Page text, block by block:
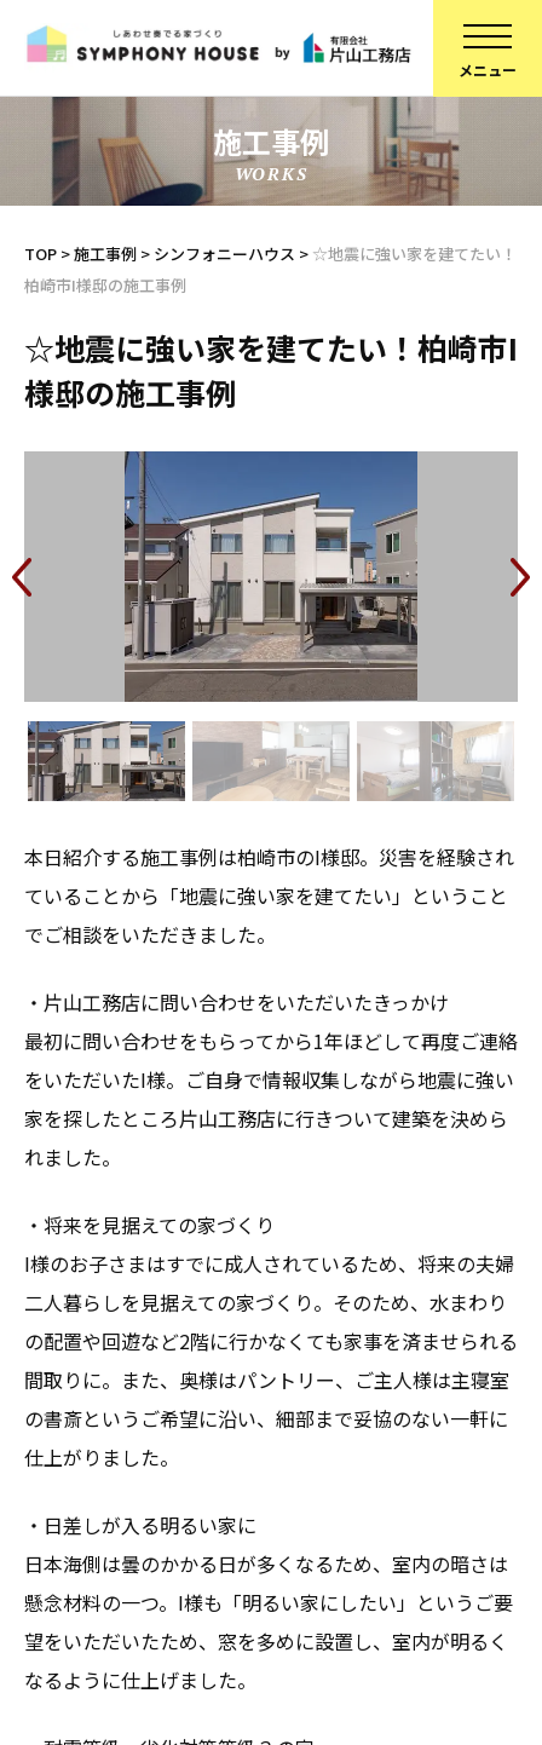
家づくりについて
建物について
ブランドラインアップ
お知らせ
不動産情報
リフォーム
スタッフブログ
スタッフ紹介
コラム
採用情報
施工事例
WORKS
TOP >施工事例 > シンフォニーハウス > ☆地震に強い家を建てたい！
柏崎市I様邸の施工事例
☆地震に強い家を建てたい！柏崎市I
様邸の施工事例
本日紹介する施工事例は柏崎市のI様邸。災害を経験され
ていることから「地震に強い家を建てたい」ということ
でご相談をいただきました。
・片山工務店に問い合わせをいただいたきっかけ
最初に問い合わせをもらってから1年ほどして再度ご連絡
をいただいたI様。ご自身で情報収集しながら地震に強い
家を探したところ片山工務店に行きついて建築を決めら
れました。
・将来を見据えての家づくり
I様のお子さまはすでに成人されているため、将来の夫婦
二人暮らしを見据えての家づくり。そのため、水まわり
の配置や回遊など2階に行かなくても家事を済ませられる
間取りに。また、奥様はパントリー、ご主人様は主寝室
の書斎というご希望に沿い、細部まで妥協のない一軒に
仕上がりました。
・日差しが入る明るい家に
日本海側は曇のかかる日が多くなるため、室内の暗さは
懸念材料の一つ。I様も「明るい家にしたい」というご要
望をいただいたため、窓を多めに設置し、室内が明るく
なるように仕上げました。